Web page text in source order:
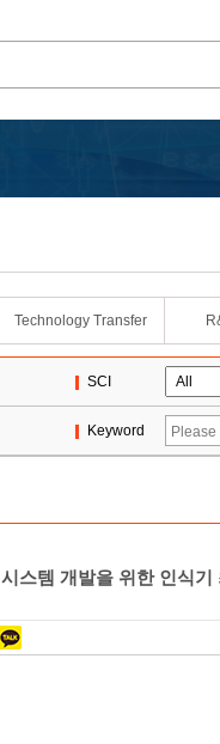
Technology Transfer
SCI
Keyword
스템 개발을 위한 인식기